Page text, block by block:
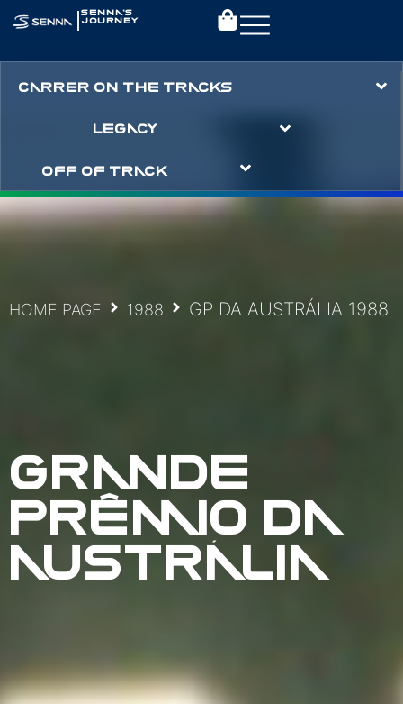
| SENNA’S
JOURNEY
CARRER ON THE TRACKS
LEGACY
OFF OF TRACK
HOME PAGE 1988 GP DA AUSTRÁLIA 1988
GRANDE
PRÊMIO DA
AUSTRÁLIA